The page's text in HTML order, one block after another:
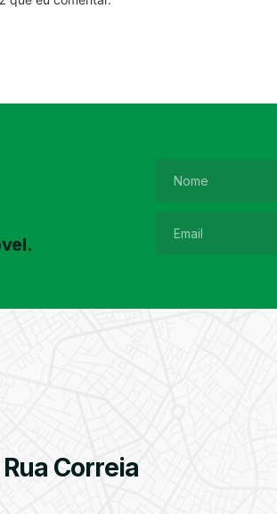
Correia
Pesquisa de
SubstituiçãoReparação